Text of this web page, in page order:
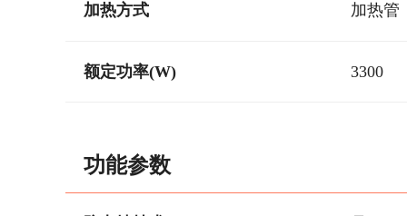
加热方式 加热管
额定功率(W) 3300
功能参数